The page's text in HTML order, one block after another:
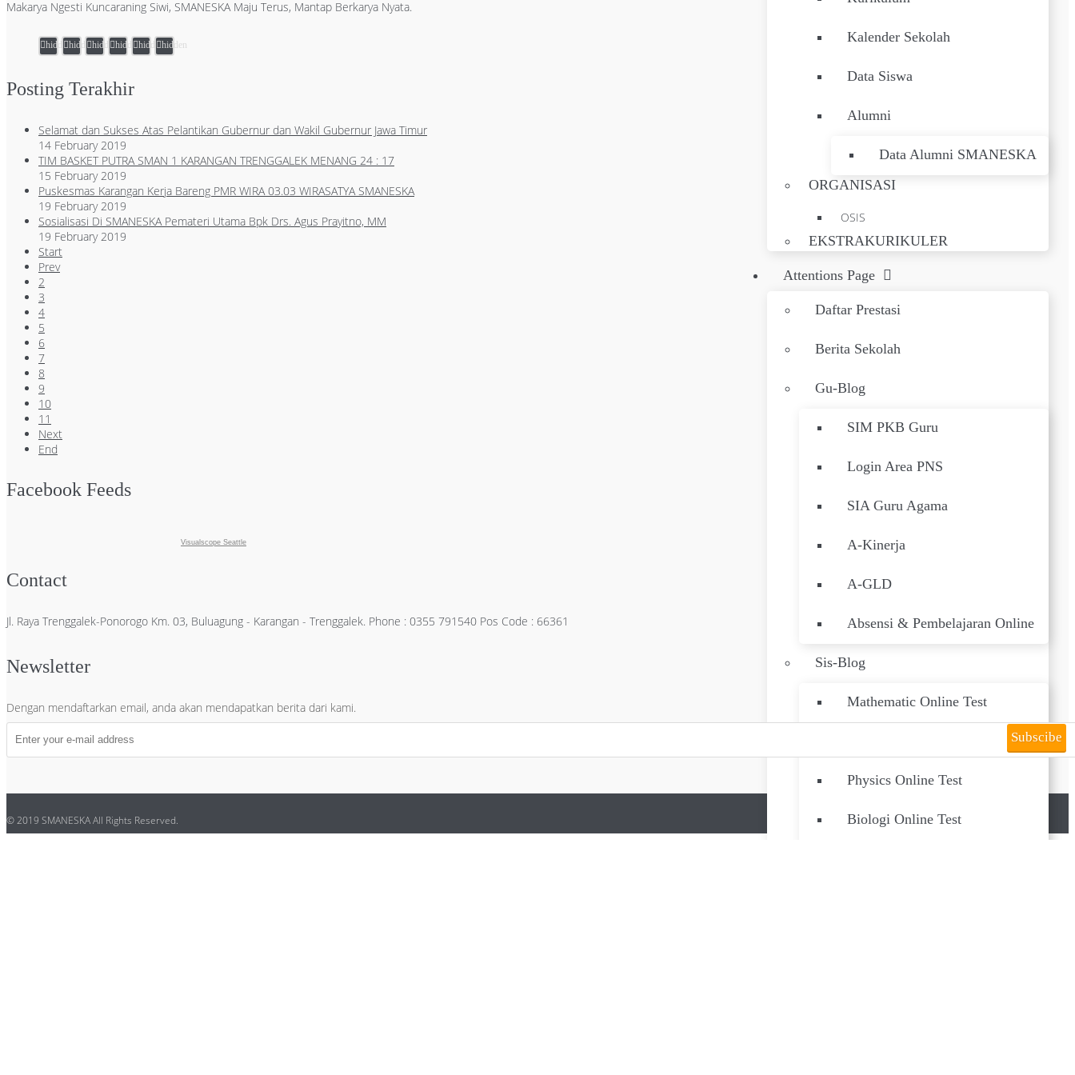
Kalender Sekolah
Data Siswa
Alumni
Data Alumni SMANESKA
ORGANISASI
OSIS
EKSTRAKURIKULER
Attentions Page
Daftar Prestasi
Berita Sekolah
Gu-Blog
SIM PKB Guru
Login Area PNS
SIA Guru Agama
A-Kinerja
A-GLD
Absensi & Pembelajaran Online
Sis-Blog
Mathematic Online Test
Physics Online Test
Biologi Online Test
Makarya Ngesti Kuncaraning Siwi, SMANESKA Maju Terus, Mantap Berkarya Nyata.
hiddenhiddenhiddenhiddenhiddenhidden
Posting Terakhir
Selamat dan Sukses Atas Pelantikan Gubernur dan Wakil Gubernur Jawa Timur
14 February 2019
TIM BASKET PUTRA SMAN 1 KARANGAN TRENGGALEK MENANG 24 : 17
15 February 2019
Puskesmas Karangan Kerja Bareng PMR WIRA 03.03 WIRASATYA SMANESKA
19 February 2019
Sosialisasi Di SMANESKA Pemateri Utama Bpk Drs. Agus Prayitno, MM
19 February 2019
Start
Prev
2
3
4
5
6
7
8
9
10
11
Next
End
Facebook Feeds
Visualscope Seattle
Contact
Jl. Raya Trenggalek-Ponorogo Km. 03, Buluagung - Karangan - Trenggalek. Phone : 0355 791540 Pos Code : 66361
Newsletter
Dengan mendaftarkan email, anda akan mendapatkan berita dari kami.
Subscibe
© 2019 SMANESKA All Rights Reserved.